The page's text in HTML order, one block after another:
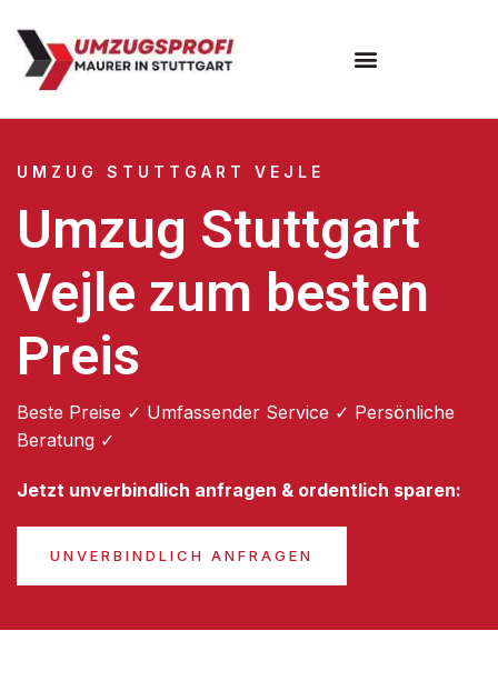
UMZUG STUTTGART VEJLE
Umzug Stuttgart
Vejle zum besten
Preis
Beste Preise ✓ Umfassender Service ✓ Persönliche
Beratung ✓
Jetzt unverbindlich anfragen & ordentlich sparen:
UNVERBINDLICH ANFRAGEN